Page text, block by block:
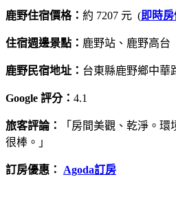
鹿野住宿價格： 約 7207 元 (即時
住宿週邊景點： 鹿野站、鹿野高台
鹿野民宿地址： 台東縣鹿野鄉中華
Google 評分： 4.1
旅客評論：
「房間美觀、乾淨。
很棒。」
訂房優惠： Agoda訂房